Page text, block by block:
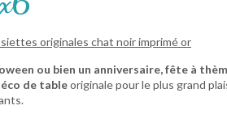
originales chat noir imprimé or
ou bien un anniversaire, fête à
de tableoriginale pour le plus grand